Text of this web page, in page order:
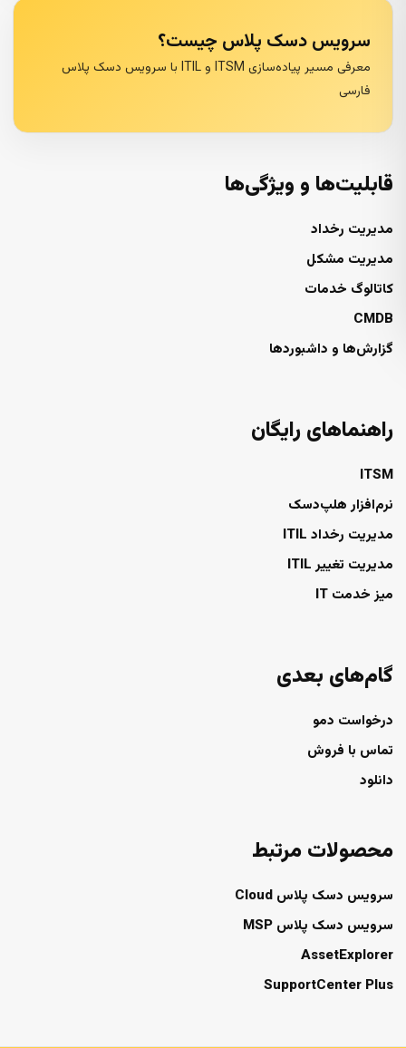
سرویس دسک پلاس چیست؟
معرفی مسیر پیاده‌سازی ITSM و ITIL با سرویس دسک پلاس
فارسی
قابلیت‌ها و ویژگی‌ها
مدیریت رخداد
مدیریت مشکل
کاتالوگ خدمات
CMDB
گزارش‌ها و داشبوردها
راهنماهای رایگان
ITSM
نرم‌افزار هلپ‌دسک
مدیریت رخداد ITIL
مدیریت تغییر ITIL
میز خدمت IT
گام‌های بعدی
درخواست دمو
تماس با فروش
دانلود
محصولات مرتبط
سرویس دسک پلاس Cloud
سرویس دسک پلاس MSP
AssetExplorer
SupportCenter Plus